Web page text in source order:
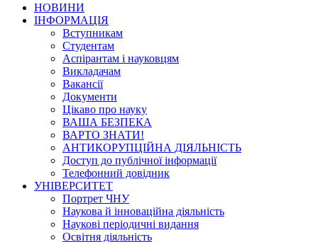
НОВИНИ
ІНФОРМАЦІЯ
Вступникам
Студентам
Аспірантам і науковцям
Викладачам
Вакансії
Документи
Цікаво про науку
ВАША БЕЗПЕКА
ВАРТО ЗНАТИ!
АНТИКОРУПЦІЙНА ДІЯЛЬНІСТЬ
Доступ до публічної інформації
Телефонний довідник
УНІВЕРСИТЕТ
Портрет ЧНУ
Наукова й інноваційна діяльність
Наукові періодичні видання
Освітня діяльність